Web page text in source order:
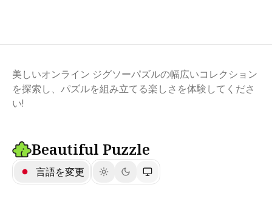
美しいオンライン ジグソーパズルの幅広いコレクション
を探索し、パズルを組み立てる楽しさを体験してくださ
い!
Beautiful Puzzle
言語を変更